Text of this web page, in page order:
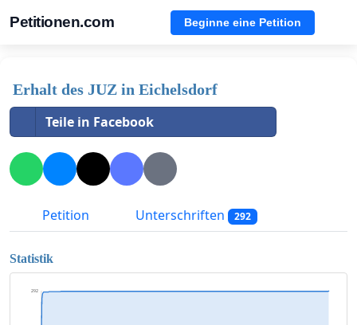
Petitionen.com Beginne eine Petition
Erhalt des JUZ in Eichelsdorf
Teile in Facebook
Petition Unterschriften 292
Statistik
292